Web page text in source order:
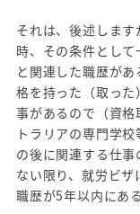
それは、後述しま
時、その条件とし
と関連した職歴が
格を持った（取っ
事があるので（資
トラリアの専門学
の後に関連する仕
ない限り、就労ビ
職歴が5年以内にあ